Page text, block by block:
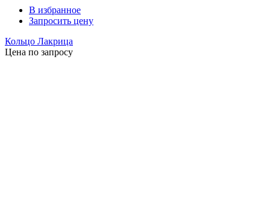
В избранное
Запросить цену
Кольцо Лакрица
Цена по запросу